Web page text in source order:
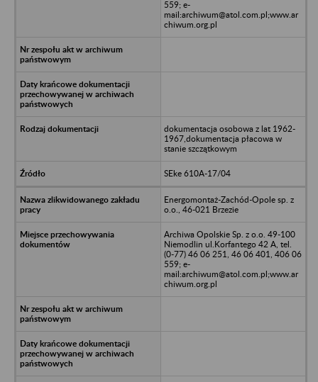
559; e-
mail:archiwum@atol.com.pl;www.ar
chiwum.org.pl
dokumentacja osobowa z lat 1962-
1967,dokumentacja płacowa w
stanie szczątkowym
SEke 610A-17/04
Energomontaż-Zachód-Opole sp. z
o.o., 46-021 Brzezie
Archiwa Opolskie Sp. z o.o. 49-100
Niemodlin ul.Korfantego 42 A, tel.
(0-77) 46 06 251, 46 06 401, 406 06
559; e-
mail:archiwum@atol.com.pl;www.ar
chiwum.org.pl